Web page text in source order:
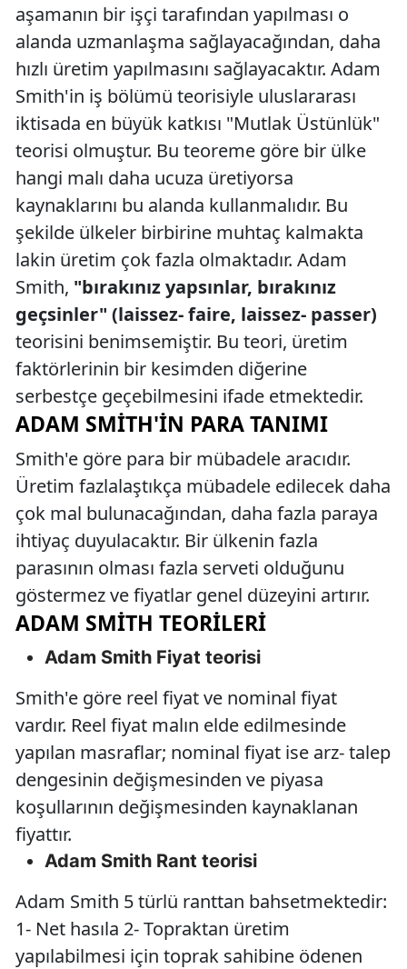
aşamanın bir işçi tarafından yapılması o
alanda uzmanlaşma sağlayacağından, daha
hızlı üretim yapılmasını sağlayacaktır. Adam
Smith'in iş bölümü teorisiyle uluslararası
iktisada en büyük katkısı "Mutlak Üstünlük"
teorisi olmuştur. Bu teoreme göre bir ülke
hangi malı daha ucuza üretiyorsa
kaynaklarını bu alanda kullanmalıdır. Bu
şekilde ülkeler birbirine muhtaç kalmakta
lakin üretim çok fazla olmaktadır. Adam
Smith, "bırakınız yapsınlar, bırakınız
geçsinler" (laissez- faire, laissez- passer)
teorisini benimsemiştir. Bu teori, üretim
faktörlerinin bir kesimden diğerine
serbestçe geçebilmesini ifade etmektedir.
ADAM SMITH'IN PARA TANIMI
Smith'e göre para bir mübadele aracıdır.
Üretim fazlalaştıkça mübadele edilecek daha
çok mal bulunacağından, daha fazla paraya
ihtiyaç duyulacaktır. Bir ülkenin fazla
parasının olması fazla serveti olduğunu
göstermez ve fiyatlar genel düzeyini artırır.
ADAM SMITH TEORILERI
Adam Smith Fiyat teorisi
Smith'e göre reel fiyat ve nominal fiyat
vardır. Reel fiyat malın elde edilmesinde
yapılan masraflar; nominal fiyat ise arz- talep
dengesinin değişmesinden ve piyasa
koşullarının değişmesinden kaynaklanan
fiyattır.
Adam Smith Rant teorisi
Adam Smith 5 türlü ranttan bahsetmektedir:
1- Net hasıla 2- Topraktan üretim
yapılabilmesi için toprak sahibine ödenen